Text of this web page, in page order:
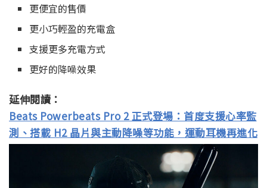
更便宜的售價
更小巧輕盈的充電盒
支援更多充電方式
更好的降噪效果
延伸閱讀：
Beats Powerbeats Pro 2 正式登場：首度支援心率監
測、搭載 H2 晶片與主動降噪等功能，運動耳機再進化